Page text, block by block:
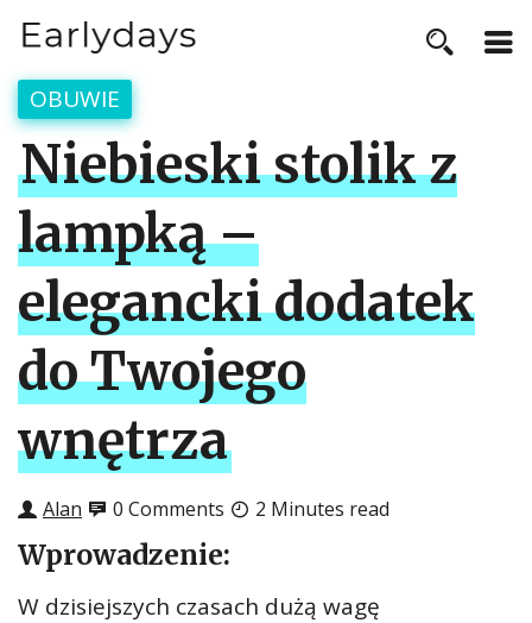
OBUWIE
Niebieski stolik z
lampką –
elegancki dodatek
do Twojego
wnętrza
Alan 0 Comments 2 Minutes read
Wprowadzenie:
W dzisiejszych czasach dużą wagę